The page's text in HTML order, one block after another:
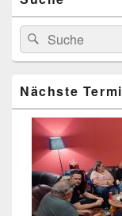
Widgetbereich
Suchen
nach:
Suchen
Nächste